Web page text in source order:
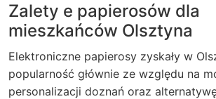
Zalety e papierosów dla
mieszkańców Olsztyna
Elektroniczne papierosy zyskały w
popularność głównie ze względu na
personalizacji doznań oraz